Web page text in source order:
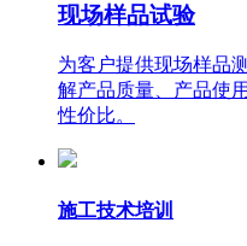
现场样品试验
为客户提供现场样品
解产品质量、产品使
性价比。
施工技术培训